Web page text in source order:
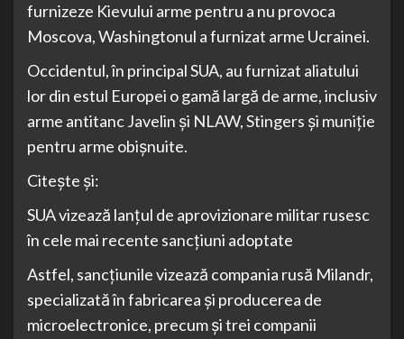
furnizeze Kievului arme pentru a nu provoca
Moscova, Washingtonul a furnizat arme Ucrainei.
Occidentul, în principal SUA, au furnizat aliatului
lor din estul Europei o gamă largă de arme, inclusiv
arme antitanc Javelin și NLAW, Stingers și muniție
pentru arme obișnuite.
Citește și:
SUA vizează lanţul de aprovizionare militar rusesc
în cele mai recente sancţiuni adoptate
Astfel, sancţiunile vizează compania rusă Milandr,
specializată în fabricarea şi producerea de
microelectronice, precum şi trei companii